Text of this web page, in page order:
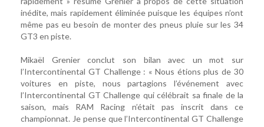
inédite, mais rapidement éliminée puisque les équipes n’ont
même pas eu besoin de monter des pneus pluie sur les 34
GT3 en piste.
Mikaël Grenier conclut son bilan avec un mot sur
l’Intercontinental GT Challenge : « Nous étions plus de 30
voitures en piste, nous partagions l’événement avec
l’Intercontinental GT Challenge qui célébrait sa finale de la
saison, mais RAM Racing n’était pas inscrit dans ce
championnat. Je pense que l’Intercontinental GT Challenge